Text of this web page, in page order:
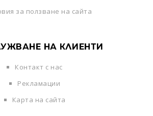
за ползване на сайта
НА КЛИЕНТИ
Контакт с нас
Рекламации
Карта на сайта